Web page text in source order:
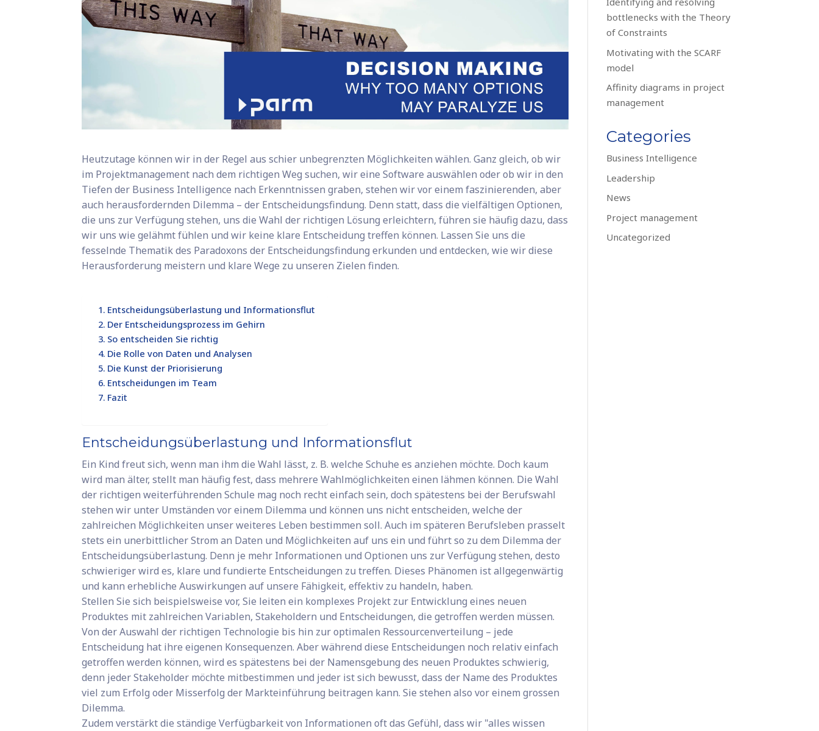
Heutzutage können wir in der Regel aus schier unbegrenzten Möglichkeiten wählen. Ganz gleich, ob wir
im Projektmanagement nach dem richtigen Weg suchen, wir eine Software auswählen oder ob wir in den
Tiefen der Business Intelligence nach Erkenntnissen graben, stehen wir vor einem faszinierenden, aber
auch herausfordernden Dilemma – der Entscheidungsfindung. Denn statt, dass die vielfältigen Optionen,
die uns zur Verfügung stehen, uns die Wahl der richtigen Lösung erleichtern, führen sie häufig dazu, dass
wir uns wie gelähmt fühlen und wir keine klare Entscheidung treffen können. Lassen Sie uns die
fesselnde Thematik des Paradoxons der Entscheidungsfindung erkunden und entdecken, wie wir diese
Herausforderung meistern und klare Wege zu unseren Zielen finden.
Entscheidungsüberlastung und Informationsflut
Der Entscheidungsprozess im Gehirn
So entscheiden Sie richtig
Die Rolle von Daten und Analysen
Die Kunst der Priorisierung
Entscheidungen im Team
Fazit
Entscheidungsüberlastung und Informationsflut
Ein Kind freut sich, wenn man ihm die Wahl lässt, z. B. welche Schuhe es anziehen möchte. Doch kaum
wird man älter, stellt man häufig fest, dass mehrere Wahlmöglichkeiten einen lähmen können. Die Wahl
der richtigen weiterführenden Schule mag noch recht einfach sein, doch spätestens bei der Berufswahl
stehen wir unter Umständen vor einem Dilemma und können uns nicht entscheiden, welche der
zahlreichen Möglichkeiten unser weiteres Leben bestimmen soll. Auch im späteren Berufsleben prasselt
stets ein unerbittlicher Strom an Daten und Möglichkeiten auf uns ein und führt so zu dem Dilemma der
Entscheidungsüberlastung. Denn je mehr Informationen und Optionen uns zur Verfügung stehen, desto
schwieriger wird es, klare und fundierte Entscheidungen zu treffen. Dieses Phänomen ist allgegenwärtig
und kann erhebliche Auswirkungen auf unsere Fähigkeit, effektiv zu handeln, haben.
Stellen Sie sich beispielsweise vor, Sie leiten ein komplexes Projekt zur Entwicklung eines neuen
Produktes mit zahlreichen Variablen, Stakeholdern und Entscheidungen, die getroffen werden müssen.
Von der Auswahl der richtigen Technologie bis hin zur optimalen Ressourcenverteilung – jede
Entscheidung hat ihre eigenen Konsequenzen. Aber während diese Entscheidungen noch relativ einfach
getroffen werden können, wird es spätestens bei der Namensgebung des neuen Produktes schwierig,
denn jeder Stakeholder möchte mitbestimmen und jeder ist sich bewusst, dass der Name des Produktes
viel zum Erfolg oder Misserfolg der Markteinführung beitragen kann. Sie stehen also vor einem grossen
Dilemma.
Zudem verstärkt die ständige Verfügbarkeit von Informationen oft das Gefühl, dass wir "alles wissen
bottlenecks with the Theory
of Constraints
Motivating with the SCARF
model
Affinity diagrams in project
management
Categories
Business Intelligence
Leadership
News
Project management
Uncategorized